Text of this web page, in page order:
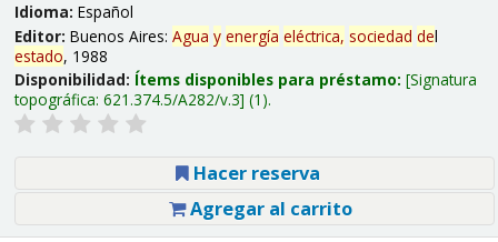
Idioma: Español
Editor: Buenos Aires: Agua y energía eléctrica, sociedad del
estado, 1988
Disponibilidad: Ítems disponibles para préstamo: Signatura
topográfica: 621.374.5/A282/v.3 (1).
Hacer reserva
Agregar al carrito